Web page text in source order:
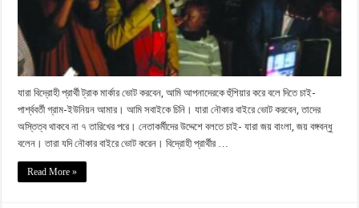
যারা বিদ্রোহী প্রার্থী ট্রাক মার্কার ভোট করবেন, আমি আপনাদেরকে হুঁশিয়ার করে বলে দিতে চাই-
পার্শ্ববর্তী গ্রাম-ইউনিয়ন আমার। আমি সবাইকে চিনি। যারা নৌকার বাইরে ভোট করবেন, তাদের
অস্তিত্ব থাকবে না ৭ তারিখের পরে। নেতাকর্মীদের উদ্দেশে বলতে চাই- যারা জয় বাংলা, জয় বঙ্গবন্ধু
বলেন। তারা যদি নৌকার বাইরে ভোট করেন। বিদ্রোহী প্রার্থীর …
Read More »